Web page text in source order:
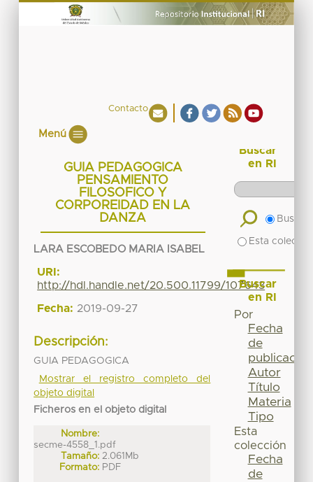
Contacto
Menú
GUIA PEDAGOGICA
PENSAMIENTO
FILOSOFICO Y
CORPOREIDAD EN LA
DANZA
LARA ESCOBEDO MARIA ISABEL
URI:
http://hdl.handle.net/20.500.11799/107643
Fecha: 2019-09-27
Descripción:
GUIA PEDAGOGICA
Mostrar el registro completo del
objeto digital
Ficheros en el objeto digital
Nombre:
secme-4558_1.pdf
Tamaño: 2.061Mb
Formato: PDF
Buscar
en RI
Buscar
Esta
Buscar
en RI
Por
Fecha
de
publicación
Autor
Título
Materia
Tipo
Esta
colección
Fecha
de